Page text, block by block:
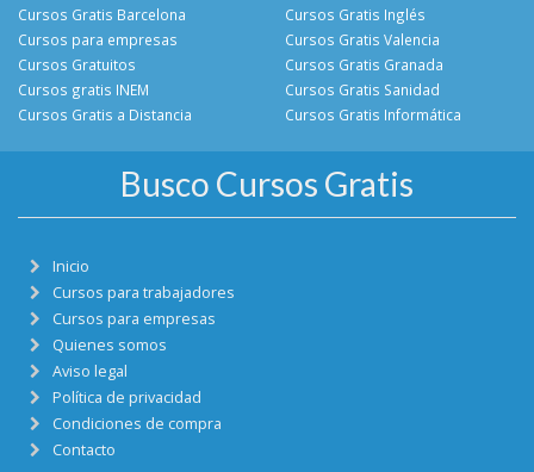
Cursos Gratis Barcelona
Cursos Gratis Inglés
Cursos para empresas
Cursos Gratuitos
Cursos gratis INEM
Cursos Gratis a Distancia
Cursos Gratis Valencia
Cursos Gratis Granada
Cursos Gratis Sanidad
Cursos Gratis Informática
Busco Cursos Gratis
Inicio
Cursos para trabajadores
Cursos para empresas
Quienes somos
Aviso legal
Política de privacidad
Condiciones de compra
Contacto